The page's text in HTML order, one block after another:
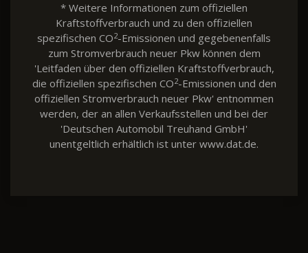
* Weitere Informationen zum offiziellen
Kraftstoffverbrauch und zu den offiziellen
spezifischen CO2-Emissionen und gegebenenfalls
zum Stromverbrauch neuer Pkw können dem
'Leitfaden über den offiziellen Kraftstoffverbrauch,
die offiziellen spezifischen CO2-Emissionen und den
offiziellen Stromverbrauch neuer Pkw' entnommen
werden, der an allen Verkaufsstellen und bei der
'Deutschen Automobil Treuhand GmbH'
unentgeltlich erhältlich ist unter www.dat.de.